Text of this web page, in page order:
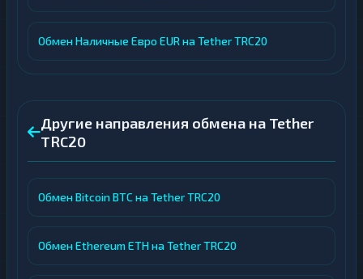
Обмен Наличные Евро EUR на Tether TRC20
Другие направления обмена на Tether
TRC20
Обмен Bitcoin BTC на Tether TRC20
Обмен Ethereum ETH на Tether TRC20